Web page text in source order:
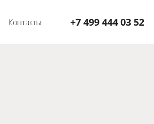
Контакты +7 499 444 03 52